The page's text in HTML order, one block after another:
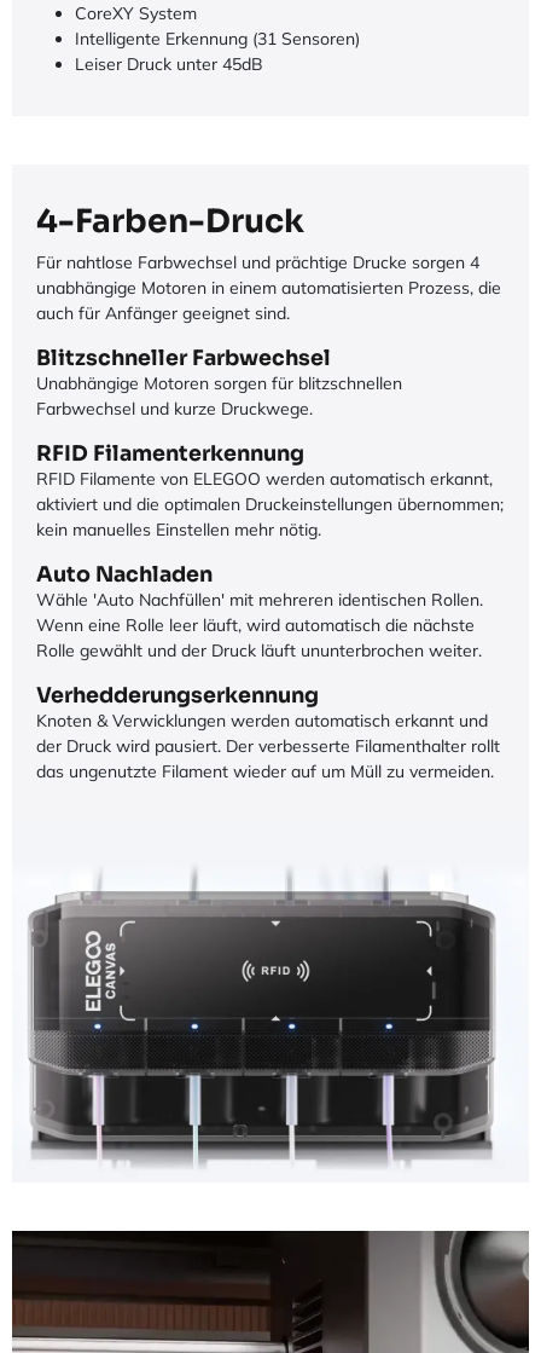
CoreXY System
Intelligente Erkennung (31 Sensoren)
Leiser Druck unter 45dB
4-Farben-Druck
Für nahtlose Farbwechsel und prächtige Drucke sorgen 4
unabhängige Motoren in einem automatisierten Prozess, die
auch für Anfänger geeignet sind.
Blitzschneller Farbwechsel
Unabhängige Motoren sorgen für blitzschnellen
Farbwechsel und kurze Druckwege.
RFID Filamenterkennung
RFID Filamente von ELEGOO werden automatisch erkannt,
aktiviert und die optimalen Druckeinstellungen übernommen;
kein manuelles Einstellen mehr nötig.
Auto Nachladen
Wähle 'Auto Nachfüllen' mit mehreren identischen Rollen.
Wenn eine Rolle leer läuft, wird automatisch die nächste
Rolle gewählt und der Druck läuft ununterbrochen weiter.
Verhedderungserkennung
Knoten & Verwicklungen werden automatisch erkannt und
der Druck wird pausiert. Der verbesserte Filamenthalter rollt
das ungenutzte Filament wieder auf um Müll zu vermeiden.